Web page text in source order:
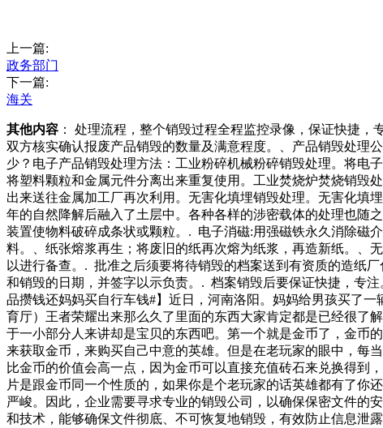
上一篇:
政务部门
下一篇:
海关
其他内容 ： 处理流程，整个销毁过程全程监控录像，保证快捷
双方核实确认报废产品销毁的数量及满意程度。、产品销毁处理
少？电子产品销毁处理方法：工业粉碎机械粉碎销毁处理。将电
将塑料颗粒和金属元件分离出来重复使用。工业焚烧炉焚烧销毁
出来送往金属加工厂再次利用。无害化填埋销毁处理。无害化填
年的自然降解后融入了土层中。各种各样的涉密载体的处理也随
装置使物料破碎成条状或颗粒。. 电子消磁:用强磁铁永久消除磁
料。、纸张熔浆再生；将废旧的纸再次熔为纸浆，再造新纸。、
以进行备查。. 批准之后须要将待销毁的档案送到有资质的造纸
和销毁的日期，并签字以示负责。. 档案销毁后要保证快捷，专
品攒钱还妈妈买自行车钱#】近日，河南洛阳。妈妈给男孩买了
育厅）王者荣耀出来那么久了里面的东西大家肯定都是已经很了
于一小部分人来讲却是宝贝的东西吧。第一个就是金币了，金币
来获取金币，来购买自己中意的英雄。但是在老玩家的眼中，每
比金币的价值会高一点，因为金币可以直接充值砖石来兑换得到
片是跟金币同一个性质的，如果你是个老玩家的话英雄都有了你
严峻。因此，企业需要寻求专业的销毁公司，以确保保密文件的
和技术，能够确保文件彻底、不可恢复地销毁，有效防止信息泄